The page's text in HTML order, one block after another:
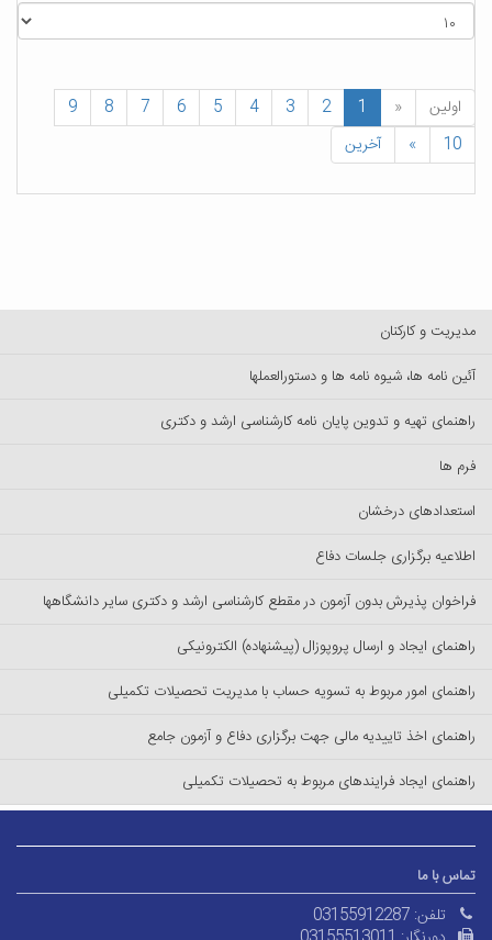
اولین «
1
2
3
4
5
6
7
8
9
10
» آخرین
مدیریت و کارکنان
آئین نامه ها، شیوه نامه ها و دستورالعملها
راهنمای تهیه و تدوین پایان نامه کارشناسی ارشد و دکتری
فرم ها
استعدادهای درخشان
اطلاعیه برگزاری جلسات دفاع
فراخوان پذیرش بدون آزمون در مقطع کارشناسی ارشد و دکتری سایر دانشگاهها
راهنمای ایجاد و ارسال پروپوزال (پیشنهاده) الکترونیکی
راهنمای امور مربوط به تسویه حساب با مدیریت تحصیلات تکمیلی
راهنمای اخذ تاییدیه مالی جهت برگزاری دفاع و آزمون جامع
راهنمای ایجاد فرایندهای مربوط به تحصیلات تکمیلی
تماس با ما
تلفن: 03155912287